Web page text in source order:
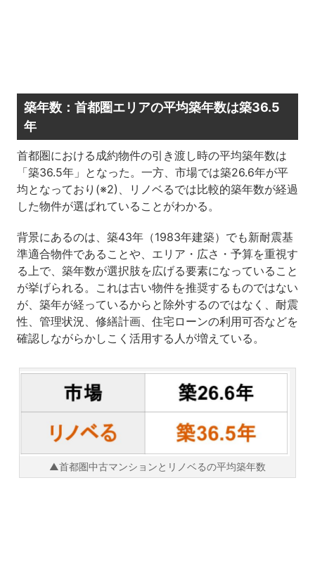
築年数：首都圏エリアの平均築年数は築36.5
年
首都圏における成約物件の引き渡し時の平均築年数は
「築36.5年」となった。一方、市場では築26.6年が平
均となっており(※2)、リノベるでは比較的築年数が経過
した物件が選ばれていることがわかる。
背景にあるのは、築43年（1983年建築）でも新耐震基
準適合物件であることや、エリア・広さ・予算を重視す
る上で、築年数が選択肢を広げる要素になっていること
が挙げられる。これは古い物件を推奨するものではない
が、築年が経っているからと除外するのではなく、耐震
性、管理状況、修繕計画、住宅ローンの利用可否などを
確認しながらかしこく活用する人が増えている。
▲首都圏中古マンションとリノベるの平均築年数